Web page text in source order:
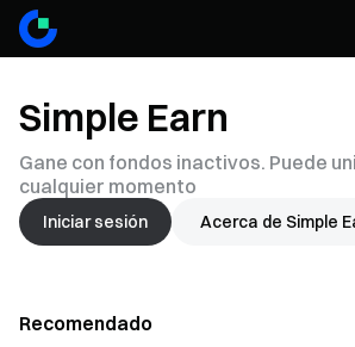
Simple Earn
Gane con fondos inactivos. Puede
cualquier momento
Iniciar sesión Acerca de Simple
Recomendado